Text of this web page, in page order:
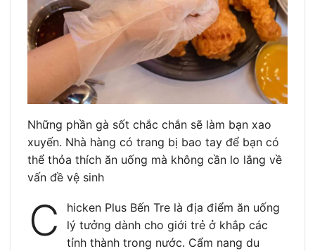
Những phần gà sốt chắc chắn sẽ làm bạn xao
xuyến. Nhà hàng có trang bị bao tay để bạn có
thể thỏa thích ăn uống mà không cần lo lắng về
vấn đề vệ sinh
C
hicken Plus Bến Tre là địa điểm ăn uống
lý tưởng dành cho giới trẻ ở khắp các
tỉnh thành trong nước. Cẩm nang du